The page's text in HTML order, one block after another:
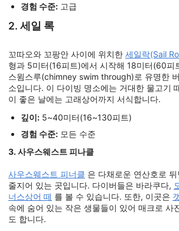
경험 수준: 고급
2. 세일 록
꼬따오와 꼬팡안 사이에 위치한 세일락(Sail
형과 5미터(16피트)에서 시작해 18미터(60피
스윔스루(chimney swim through)로 유명한
소입니다. 이 다이빙 명소에는 거대한 물고기
이 좋은 날에는 고래상어까지 서식합니다.
깊이: 5~40미터(16~130피트)
경험 수준: 모든 수준
3. 사우스웨스트 피나클
사우스웨스트 피너클 은 다채로운 연산호로
줄지어 있는 곳입니다. 다이버들은 바라쿠다,
너스상어 떼 를 볼 수 있습니다. 또한, 이곳은
속에 숨어 있는 작은 생물들이 있어 매크로 사
도 합니다.